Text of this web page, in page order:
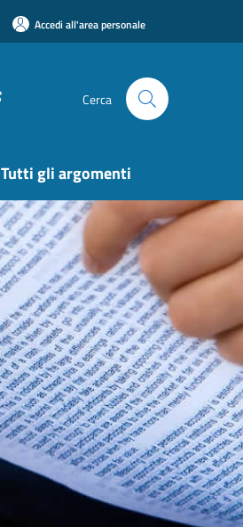
Accedi all'area personale
Cerca
Tutti gli argomenti